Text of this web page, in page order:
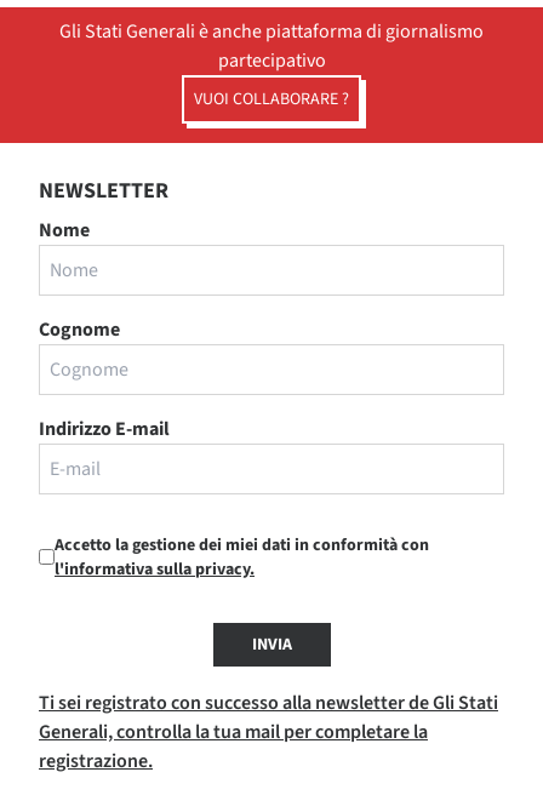
Gli Stati Generali è anche piattaforma di giornalismo
partecipativo
VUOI COLLABORARE ?
NEWSLETTER
Nome
Cognome
Indirizzo E-mail
Accetto la gestione dei miei dati in conformità con
l'informativa sulla privacy.
INVIA
Ti sei registrato con successo alla newsletter de Gli Stati
Generali, controlla la tua mail per completare la
registrazione.